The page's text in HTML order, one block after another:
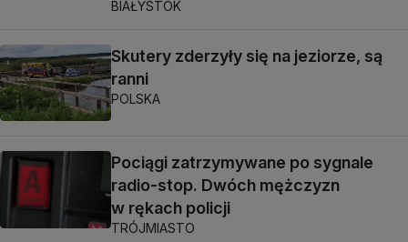
BIAŁYSTOK
Skutery zderzyły się na jeziorze, są
ranni
POLSKA
Pociągi zatrzymywane po sygnale
radio-stop. Dwóch mężczyzn
w rękach policji
TRÓJMIASTO